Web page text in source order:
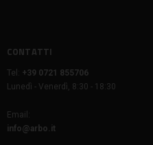
CONTATTI
Tel:
+39 0721 855706
Lunedì - Venerdì, 8:30 - 18:30
Email:
info@arbo.it